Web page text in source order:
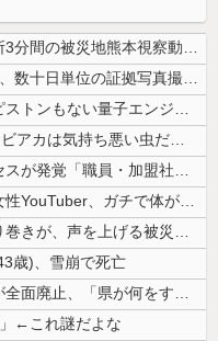
【悲報】共同通信「高市総理、避難所3分間の被災地熊本視察動画に批判！」...
体調不良で休んでパチ●コ通ってたら、数十日単位の証拠写真撮られて会社ク...
世界初の超伝導量子熱機関…燃料もピストンもない量子エンジンが回った！
【予算100万】市長「特定外来生物クビアカは気持ち悪い虫だしそんな需要...
【速報】共同通信に天罰、不正アクセスが発覚「職員・加盟社・取引先などの...
【恐怖】酒とタバコを愛する日常系女性YouTuber、ガチで体が終わる...
【恐怖動画】反高市界隈「高市の取り巻きが、声を上げる被災地のおばちゃん...
歳)、雪崩で死亡
兵庫県の左派の既得利権を斎藤知事が全面廃止、「県が何をするねん？」と存...
←これ謎だよな